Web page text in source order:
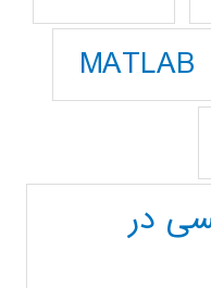
MATLAB
در